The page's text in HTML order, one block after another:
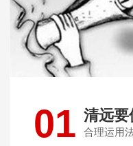
01 清远要
合理运用